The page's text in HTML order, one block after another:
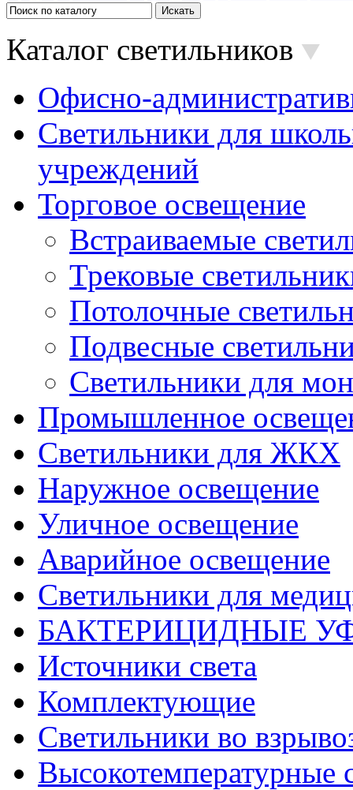
Каталог светильников
Офисно-
Светильники для
учреждений
Торговое освещение
Встраиваемые
Трековые
Потолочные
Подвесные
Светильники для
Промышленное
Светильники для ЖКХ
Наружное освещение
Уличное освещение
Аварийное освещение
Светильники для
БАКТЕРИЦИДНЫЕ
Источники света
Комплектующие
Светильники во
Высокотемпературные